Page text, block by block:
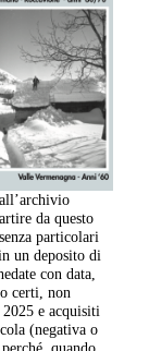
da questo
particolari
un deposito di
con data,
certi, non
e acquisiti
(negativa o